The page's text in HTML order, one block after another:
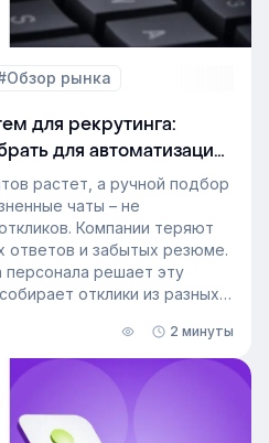
рынка
для рекрутинга:
для автоматизации
растет, а ручной подбор
чаты – не
Компании теряют
ответов и забытых резюме.
решает эту
отклики из разных
Сегодня программа для
инструмент для быстрого
2 минуты